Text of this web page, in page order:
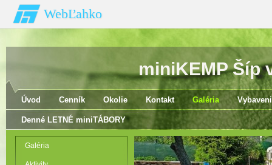
WebĽahko
miniKEMP Šíp
Úvod Cenník Okolie Kontakt Galéria
Denné LETNÉ miniTÁBORY
Galéria